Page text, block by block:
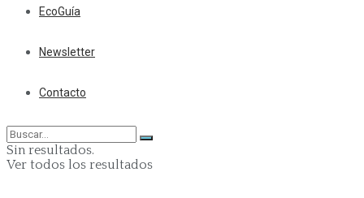
EcoGuía
Newsletter
Contacto
Sin resultados.
Ver todos los resultados